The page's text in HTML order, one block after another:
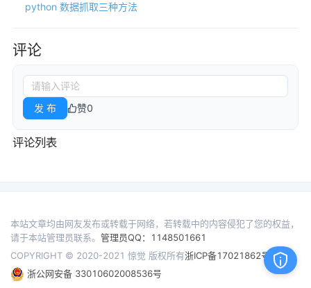
python 数据抓取三种方法
评论
发 布 赞0
评论列表
本站文章均由网友发布或转载于网络，若转载中的内容侵犯了您的权益，
请于本站管理员联系。 管理员QQ：1148501661
COPYRIGHT © 2020-2021 惊觉 版权所有浙ICP备17021862号
浙公网安备 33010602008536号